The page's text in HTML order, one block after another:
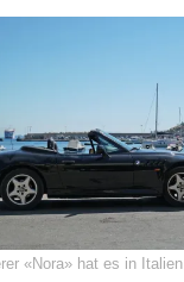
«Nora» hat es in